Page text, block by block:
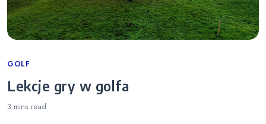
Categories
GOLF
Lekcje gry w golfa
3 mins read